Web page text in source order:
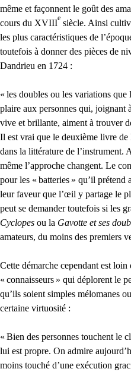
même et façonnent le goût des
cours du XVIII
e
siècle. Ainsi
les plus caractéristiques de
toutefois à donner des pièces de
Dandrieu en 1724 :
« les doubles ou les variations que
plaire aux personnes qui, joignant
vive et brillante, aiment à trouver
Il est vrai que le deuxième livre de
dans la littérature de l’instrument.
même l’approche changent. Le
pour les « batteries » qu’il prétend
leur faveur que l’œil y partage le
peut se demander toutefois si les
Cyclopes ou la Gavotte et ses
amateurs, du moins des premiers
Cette démarche cependant est
« connaisseurs » qui déplorent le
qu’ils soient simples mélomanes
certaine virtuosité :
« Bien des personnes touchent le
lui est propre. On admire
moins touché d’une exécution